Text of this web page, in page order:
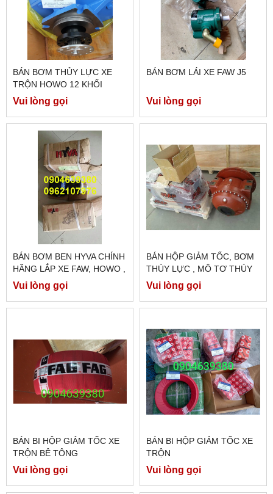
BÁN BƠM THỦY LỰC XE
TRỘN HOWO 12 KHỐI
Vui lòng gọi
BÁN BƠM LÁI XE FAW J5
Vui lòng gọi
BÁN BƠM BEN HYVA CHÍNH
HÃNG LẮP XE FAW, HOWO ,
ĐẦU KÉO MÓC BEN
Vui lòng gọi
BÁN HỘP GIẢM TỐC, BƠM
THỦY LỰC , MÔ TƠ THỦY
LỰC XE BỒN TRỘN BÊ
TÔNG EATON
Vui lòng gọi
BÁN BI HỘP GIẢM TỐC XE
TRỘN BÊ TÔNG
Vui lòng gọi
BÁN BI HỘP GIẢM TỐC XE
TRỘN
Vui lòng gọi